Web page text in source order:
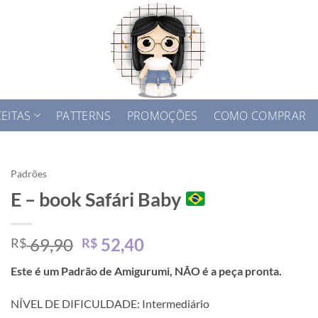
PATTERNS PROMOÇÕES COMO COMPRAR
Padrões
E – book Safári Baby
R$69,90 O
preço
original
R$ 69,90.
R$ 52,40O
preço
atual
R$ 52,40.
Este é um Padrão de Amigurumi, NÃO é a peça pronta.
NÍVEL DE DIFICULDADE: Intermediário